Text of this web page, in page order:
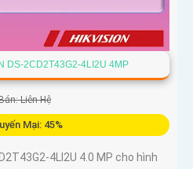
DS-2CD2T43G2-4LI2U 4MP
Liên Hệ
Mại: 45%
4LI2U 4.0 MP cho hình